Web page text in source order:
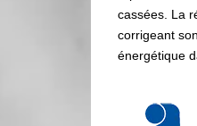
cassées. La
corrigeant
énergétique